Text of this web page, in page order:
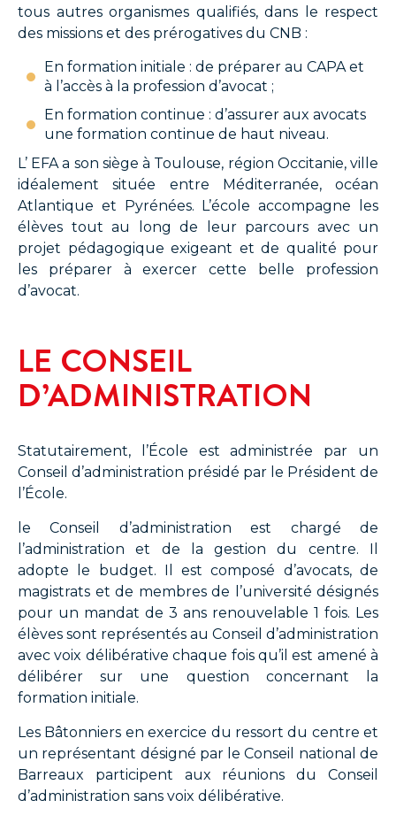
tous autres organismes qualifiés, dans le respect
des missions et des prérogatives du CNB :
En formation initiale : de préparer au CAPA et
à l’accès à la profession d’avocat ;
En formation continue : d’assurer aux avocats
une formation continue de haut niveau.
L’ EFA a son siège à Toulouse, région Occitanie, ville
idéalement située entre Méditerranée, océan
Atlantique et Pyrénées. L’école accompagne les
élèves tout au long de leur parcours avec un
projet pédagogique exigeant et de qualité pour
les préparer à exercer cette belle profession
d’avocat.
LE CONSEIL
D’ADMINISTRATION
Statutairement, l’École est administrée par un
Conseil d’administration présidé par le Président de
l’École.
le Conseil d’administration est chargé de
l’administration et de la gestion du centre. Il
adopte le budget. Il est composé d’avocats, de
magistrats et de membres de l’université désignés
pour un mandat de 3 ans renouvelable 1 fois. Les
élèves sont représentés au Conseil d’administration
avec voix délibérative chaque fois qu’il est amené à
délibérer sur une question concernant la
formation initiale.
Les Bâtonniers en exercice du ressort du centre et
un représentant désigné par le Conseil national de
Barreaux participent aux réunions du Conseil
d’administration sans voix délibérative.